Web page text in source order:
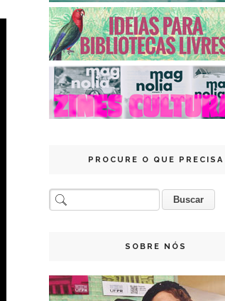
PROCURE O QUE PRECISA
SOBRE NÓS